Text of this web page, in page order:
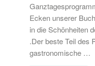
Ecken unserer
in die Schönheiten
.Der beste Teil des
gastronomische …